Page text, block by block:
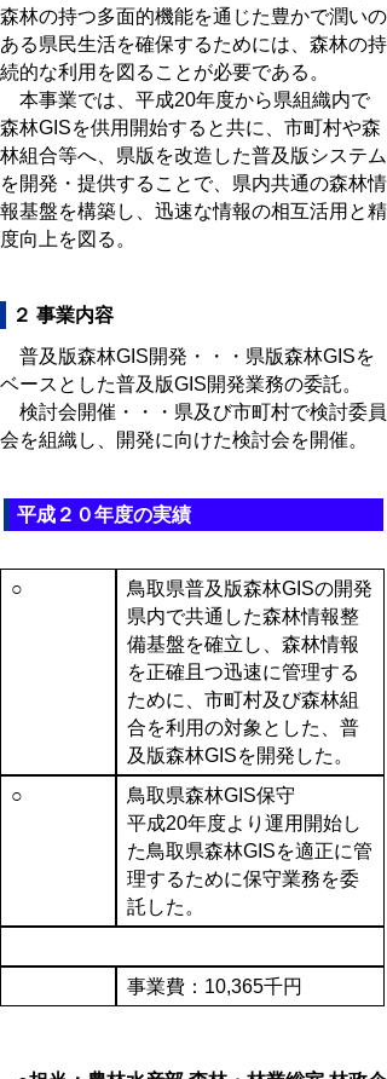
森林の持つ多面的機能を通じた豊かで潤いの
ある県民生活を確保するためには、森林の持
続的な利用を図ることが必要である。
本事業では、平成20年度から県組織内で
森林GISを供用開始すると共に、市町村や森
林組合等へ、県版を改造した普及版システム
を開発・提供することで、県内共通の森林情
報基盤を構築し、迅速な情報の相互活用と精
度向上を図る。
２ 事業内容
普及版森林GIS開発・・・県版森林GISを
ベースとした普及版GIS開発業務の委託。
検討会開催・・・県及び市町村で検討委員
会を組織し、開発に向けた検討会を開催。
平成２０年度の実績
○
鳥取県普及版森林GISの開発
県内で共通した森林情報整
備基盤を確立し、森林情報
を正確且つ迅速に管理する
ために、市町村及び森林組
合を利用の対象とした、普
及版森林GISを開発した。
○
鳥取県森林GIS保守
平成20年度より運用開始し
た鳥取県森林GISを適正に管
理するために保守業務を委
託した。
事業費：10,365千円